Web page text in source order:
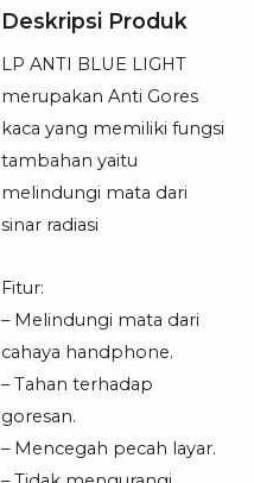
Deskripsi Produk
LP ANTI BLUE LIGHT
merupakan Anti Gores
kaca yang memiliki fungsi
tambahan yaitu
melindungi mata dari
sinar radiasi
Fitur:
– Melindungi mata dari
cahaya handphone.
– Tahan terhadap
goresan.
– Mencegah pecah layar.